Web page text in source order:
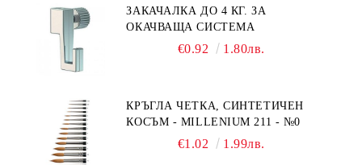
ЗАКАЧАЛКА ДО 4 КГ. ЗА
ОКАЧВАЩА СИСТЕМА
€0.92 1.80лв.
КРЪГЛА ЧЕТКА, СИНТЕТИЧЕН
КОСЪМ - MILLENIUM 211 - №0
€1.02 1.99лв.